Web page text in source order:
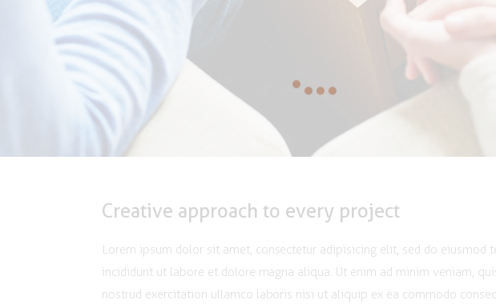
Creative approach to every project
Lorem ipsum dolor sit amet, consectetur adipisicing elit, sed do eiusmod
incididunt ut labore et dolore magna aliqua. Ut enim ad minim veniam,
nostrud exercitation ullamco laboris nisi ut aliquip ex ea commodo